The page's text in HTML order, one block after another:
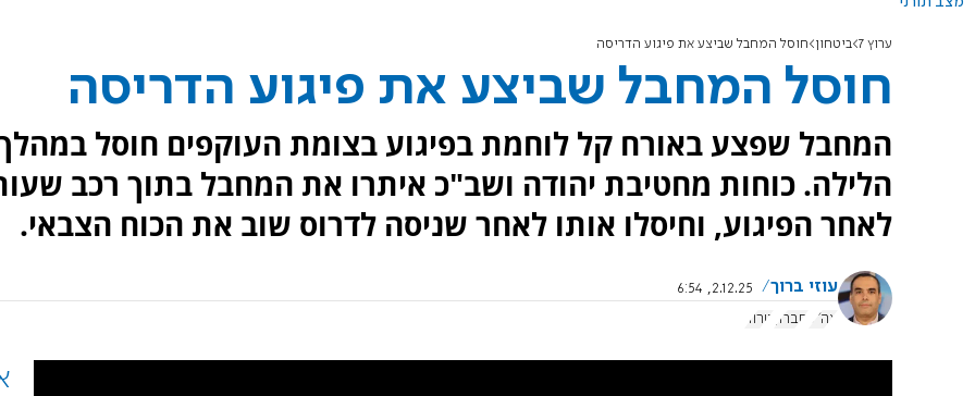
ערוץ 7 ביטחון חוסל המחבל שביצע את פיגוע הדריסה
חוסל המחבל שביצע את פיגוע הדריסה
המחבל שפצע באורח קל לוחמת בפיגוע בצומת העוקפים חוסל
הלילה. כוחות מחטיבת יהודה ושב"כ איתרו את המחבל בתוך רכב
לאחר הפיגוע, וחיסלו אותו לאחר שניסה לדרוס שוב את הכוח הצבאי.
עוזי ברוך
2.12.25, 6:54
צה"ל
חברון טרור